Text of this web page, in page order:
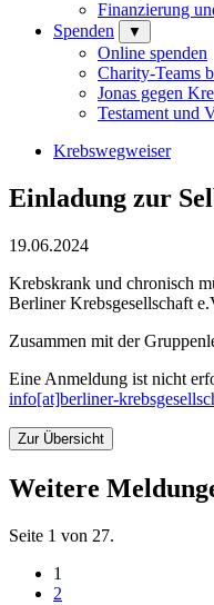
Finanzierung
Spenden
▼
Online spenden
Charity-Teams
Jonas gegen
Testament und
Krebswegweiser
Einladung zur
19.06.2024
Krebskrank und chronisch
Berliner Krebsgesellschaft
Zusammen mit der
Eine Anmeldung ist nicht
info[at]berliner-
Zur Übersicht
Weitere
Seite 1 von 27.
1
2